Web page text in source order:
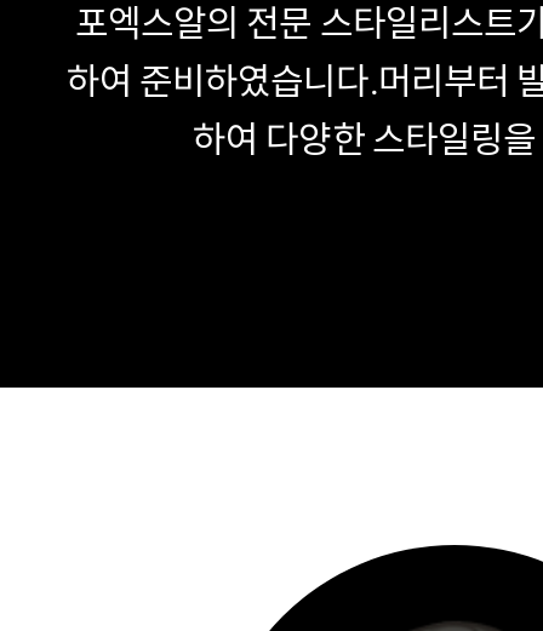
포엑스알의 전문 스타일리스트
하여 준비하였습니다.머리부터
하여 다양한 스타일링